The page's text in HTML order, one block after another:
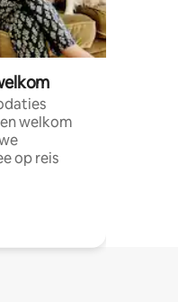
welkom
op reis